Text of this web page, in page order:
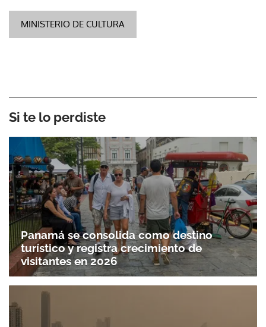
MINISTERIO DE CULTURA
Si te lo perdiste
Panamá se consolida como destino
turístico y registra crecimiento de
visitantes en 2026